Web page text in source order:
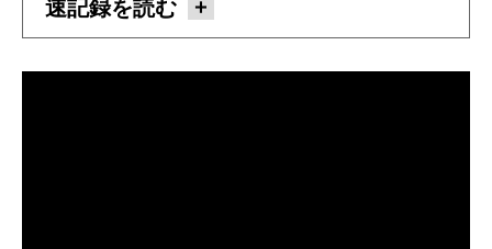
速記録を読む